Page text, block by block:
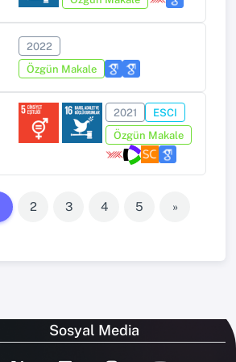
2022
Özgün Makale
2021
ESCI
Özgün Makale
2 3 4 5 »
Sosyal Media